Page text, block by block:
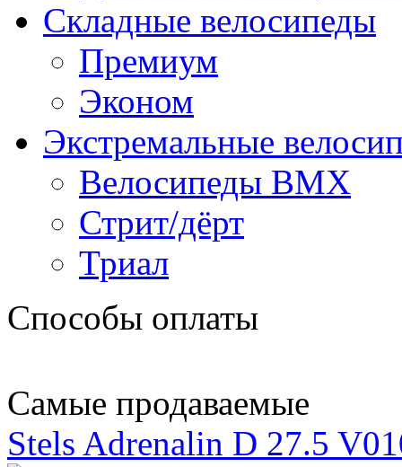
Складные велосипеды
Премиум
Эконом
Экстремальные
Велосипеды BMX
Стрит/дёрт
Триал
Способы оплаты
Самые продаваемые
Stels Adrenalin D 27.5